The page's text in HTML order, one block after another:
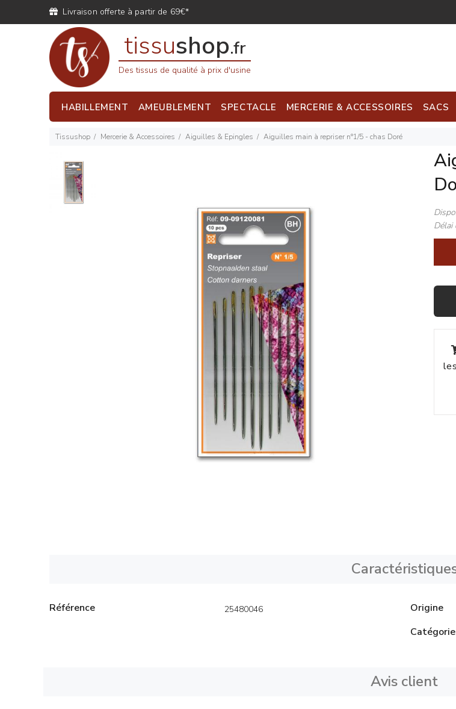
Livraison offerte à partir de 69€*
tissushop.fr
Des tissus de qualité à prix d'usine
HABILLEMENT AMEUBLEMENT SPECTACLE MERCERIE & ACCESSOIRES SACS
Tissushop Mercerie & Accessoires Aiguilles & Epingles Aiguilles main à repriser n°1/5 - chas Doré
Délai
Référence 25480046 Origine
Avis client